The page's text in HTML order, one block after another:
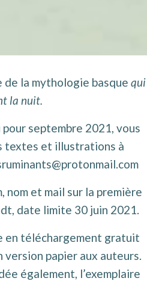
de la mythologie basque qui
la nuit.
septembre 2021, vous
textes et illustrations à
nom et mail sur la première
date limite 30 juin 2021.
en téléchargement gratuit
papier aux auteurs.
également, l’exemplaire